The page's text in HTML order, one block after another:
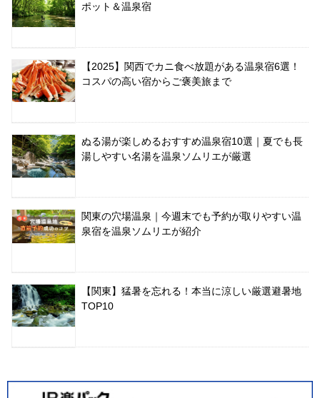
ポット＆温泉宿
【2025】関西でカニ食べ放題がある温泉宿6選！
コスパの高い宿からご褒美旅まで
ぬる湯が楽しめるおすすめ温泉宿10選｜夏でも長
湯しやすい名湯を温泉ソムリエが厳選
関東の穴場温泉｜今週末でも予約が取りやすい温
泉宿を温泉ソムリエが紹介
【関東】猛暑を忘れる！本当に涼しい厳選避暑地
TOP10